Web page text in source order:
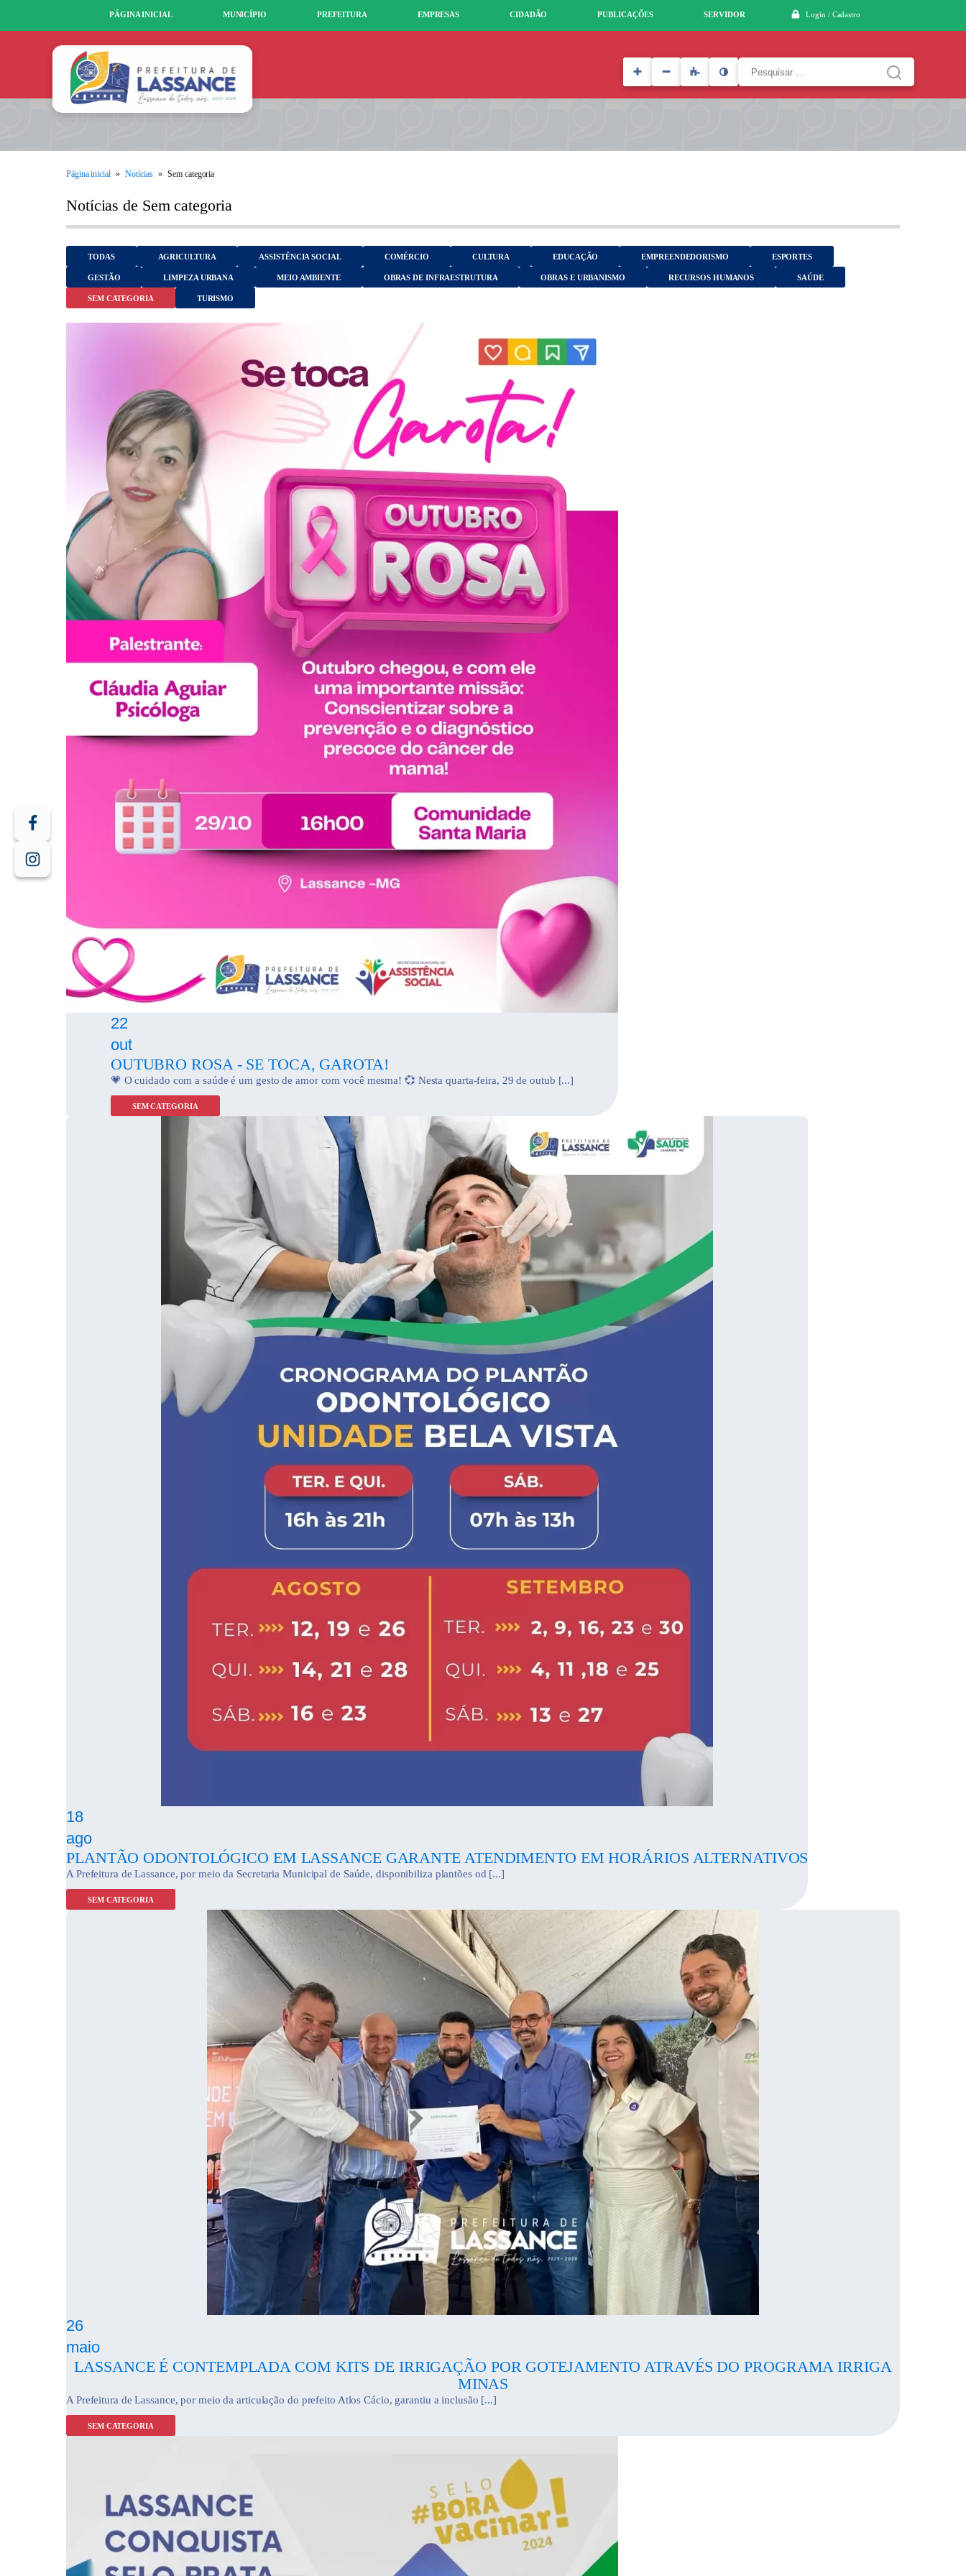
PÁGINA INICIAL MUNICÍPIO PREFEITURA EMPRESAS CIDADÃO PUBLICAÇÕES SERVIDOR Login / Cadastro
Pesquisar
Página inicial » Notícias » Sem categoria
Notícias de Sem categoria
TODAS AGRICULTURA ASSISTÊNCIA SOCIAL COMÉRCIO CULTURA EDUCAÇÃO EMPREENDEDORISMO ESPORTES
GESTÃO LIMPEZA URBANA MEIO AMBIENTE OBRAS DE INFRAESTRUTURA OBRAS E URBANISMO RECURSOS HUMANOS SAÚDE
SEM CATEGORIA TURISMO
22
out
OUTUBRO ROSA - SE TOCA, GAROTA!
💗 O cuidado com a saúde é um gesto de amor com você mesma! 💞 Nesta quarta-feira, 29 de outub [...]
SEM CATEGORIA
18
ago
PLANTÃO ODONTOLÓGICO EM LASSANCE GARANTE ATENDIMENTO EM HORÁRIOS ALTERNATIVOS
A Prefeitura de Lassance, por meio da Secretaria Municipal de Saúde, disponibiliza plantões od [...]
SEM CATEGORIA
26
maio
LASSANCE É CONTEMPLADA COM KITS DE IRRIGAÇÃO POR GOTEJAMENTO ATRAVÉS DO PROGRAMA IRRIGA
MINAS
A Prefeitura de Lassance, por meio da articulação do prefeito Atlos Cácio, garantiu a inclusão [...]
SEM CATEGORIA